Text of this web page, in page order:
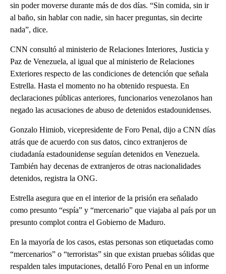
sin poder moverse durante más de dos días. “Sin comida, sin ir
al baño, sin hablar con nadie, sin hacer preguntas, sin decirte
nada”, dice.
CNN consultó al ministerio de Relaciones Interiores, Justicia y
Paz de Venezuela, al igual que al ministerio de Relaciones
Exteriores respecto de las condiciones de detención que señala
Estrella. Hasta el momento no ha obtenido respuesta. En
declaraciones públicas anteriores, funcionarios venezolanos han
negado las acusaciones de abuso de detenidos estadounidenses.
Gonzalo Himiob, vicepresidente de Foro Penal, dijo a CNN días
atrás que de acuerdo con sus datos, cinco extranjeros de
ciudadanía estadounidense seguían detenidos en Venezuela.
También hay decenas de extranjeros de otras nacionalidades
detenidos, registra la ONG.
Estrella asegura que en el interior de la prisión era señalado
como presunto “espía” y “mercenario” que viajaba al país por un
presunto complot contra el Gobierno de Maduro.
En la mayoría de los casos, estas personas son etiquetadas como
“mercenarios” o “terroristas” sin que existan pruebas sólidas que
respalden tales imputaciones, detalló Foro Penal en un informe